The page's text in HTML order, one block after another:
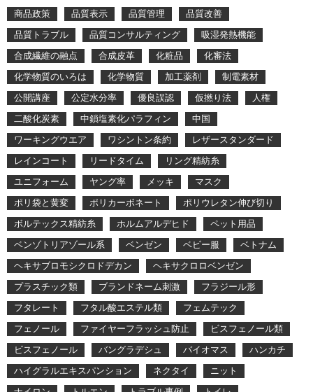
商品政策
品質表示 品質管理
品質改善
品質トラブル
品質コンサルティング
吸湿発熱機能
合成繊維の融点
合成皮革 化粧品
化審法
化学物質のいろは
化学物質 加工薬剤
制電素材
公開講座
公定水分率 優良誤認 仮撚り法
人権
二酸化炭素
中鎖塩素化パラフィン
中国
ワーキングウエア
ワシントン条約
レザースタンダード
レインコート
リードタイム
リング精紡糸
ユニフォーム
ヤング率 メッキ
マスク
ポリ袋と黄変
ポリカーボネート
ポリウレタン伸び切り
ボルテックス精紡糸
ホルムアルデヒド
ペット用品
ベンゾトリアゾール系
ベンゼン ベビー服
ベトナム
ヘキサブロモシクロドデカン
ヘキサクロロベンゼン
プラスチック類
ブランドネーム刺激
フラジール形
フタレート
フタル酸エステル類
フェムテック
フェノール
ファイヤーフラッシュ防止
ビスフェノール類
ビスフェノール
バングラデシュ バイオマス
ハンカチ
ハイグラルエキスパンション
ネクタイ
ニット